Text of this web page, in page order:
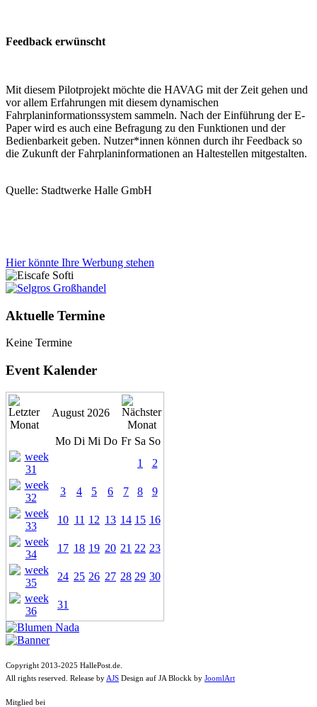
Feedback erwünscht
Mit diesem Pilotprojekt möchte die HAVAG mit der Zeit gehen und
vor allem Erfahrungen mit diesem dynamischen
Fahrplaninformationssystem sammeln. Nach der Einführung der E-
Paper wird es auch eine Befragung zu den Funktionen und der
Bedienbarkeit geben. Nutzer*innen können durch ihr Feedback so
die Zukunft der Fahrplaninformationen an Haltestellen mitgestalten.
Quelle: Stadtwerke Halle GmbH
Hier könnte Ihre Werbung stehen
Aktuelle Termine
Keine Termine
Event Kalender
August 2026
Mo Di Mi Do Fr Sa So
1
2
3 4 5 6 7 8 9
10 11 12 13 14 15 16
17 18 19 20 21 22 23
24 25 26 27 28 29 30
31
Copyright 2013-2025 HallePost.de.
All rights reserved. Release by AJS Design auf JA Blockk by JoomlArt
Mitglied bei